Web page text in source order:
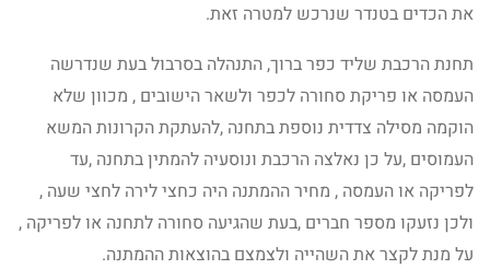
את הכדים בטנדר שנרכש למטרה זאת.
תחנת הרכבת שליד כפר ברוך, התנהלה בסרבול בעת שנדרשה
העמסה או פריקת סחורה לכפר ולשאר הישובים , מכוון שלא
הוקמה מסילה צדדית נוספת בתחנה ,להעתקת הקרונות המשא
העמוסים ,על כן נאלצה הרכבת ונוסעיה להמתין בתחנה ,עד
לפריקה או העמסה , מחיר ההמתנה היה כחצי לירה לחצי שעה ,
ולכן נזעקו מספר חברים ,בעת שהגיעה סחורה לתחנה או לפריקה ,
על מנת לקצר את השהייה ולצמצם בהוצאות ההמתנה.